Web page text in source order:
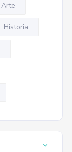
Arte
Historia